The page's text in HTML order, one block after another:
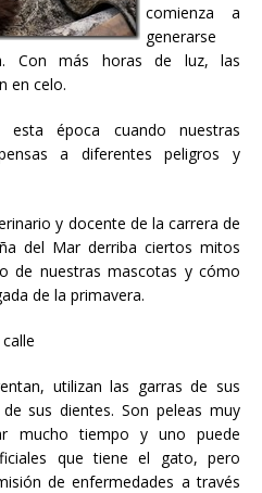
comienza a
generarse
Con más horas de luz, las
en celo.
época cuando nuestras
a diferentes peligros y
y docente de la carrera de
del Mar derriba ciertos mitos
de nuestras mascotas y cómo
de la primavera.
utilizan las garras de sus
sus dientes. Son peleas muy
mucho tiempo y uno puede
que tiene el gato, pero
de enfermedades a través